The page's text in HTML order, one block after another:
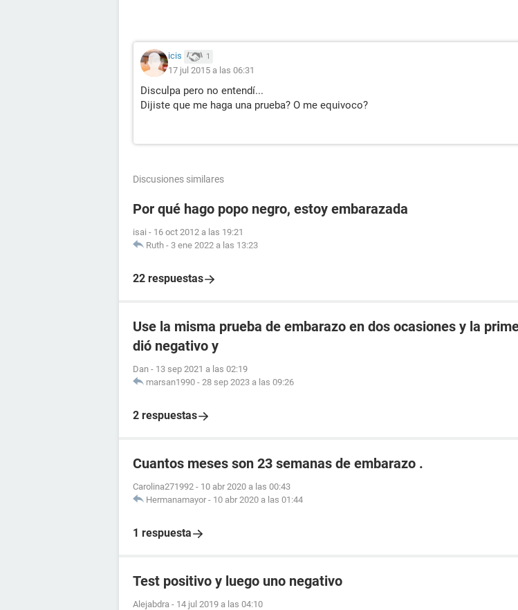
icis 1
17 jul 2015 a las 06:31
Disculpa pero no entendí...
Dijiste que me haga una prueba? O me equivoco?
Discusiones similares
Por qué hago popo negro, estoy embarazada
isai - 16 oct 2012 a las 19:21
Ruth - 3 ene 2022 a las 13:23
22 respuestas
Use la misma prueba de embarazo en dos ocasiones y la
dió negativo y
Dan - 13 sep 2021 a las 02:19
marsan1990 - 28 sep 2023 a las 09:26
2 respuestas
Cuantos meses son 23 semanas de embarazo .
Carolina271992 - 10 abr 2020 a las 00:43
Hermanamayor - 10 abr 2020 a las 01:44
1 respuesta
Test positivo y luego uno negativo
Alejabdra - 14 jul 2019 a las 04:10